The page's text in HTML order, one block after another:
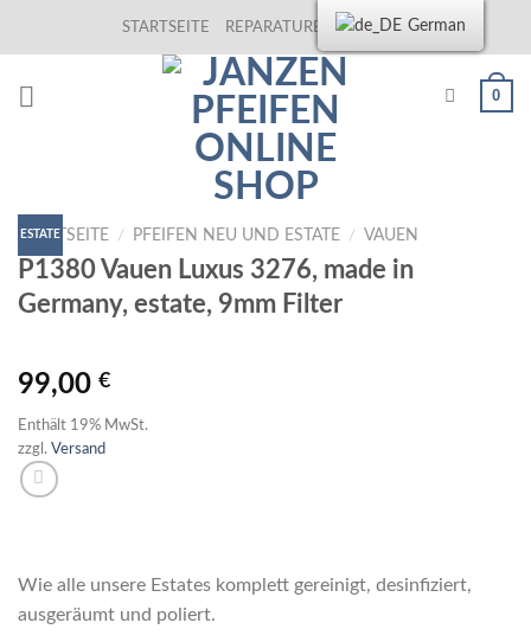
STARTSEITE REPARATUREN KONTAKT
0
ESTATE
STARTSEITE / PFEIFEN NEU UND ESTATE / VAUEN
P1380 Vauen Luxus 3276, made in
Germany, estate, 9mm Filter
99,00 €
Enthält 19% MwSt.
zzgl. Versand
Wie alle unsere Estates komplett gereinigt, desinfiziert,
ausgeräumt und poliert.
German